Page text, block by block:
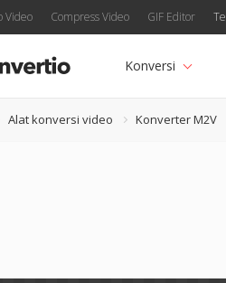
Video Compress Video GIF Editor
Konversi
Alat konversi video Konverter M2V